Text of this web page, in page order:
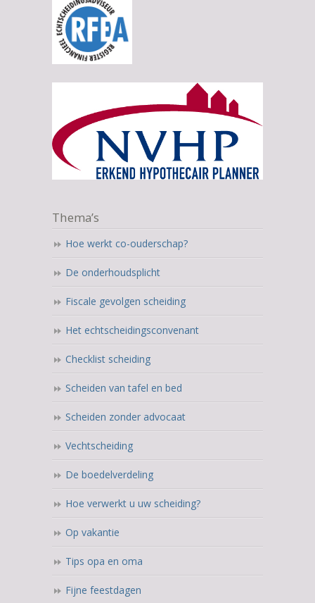
Thema’s
Hoe werkt co-ouderschap?
De onderhoudsplicht
Fiscale gevolgen scheiding
Het echtscheidingsconvenant
Checklist scheiding
Scheiden van tafel en bed
Scheiden zonder advocaat
Vechtscheiding
De boedelverdeling
Hoe verwerkt u uw scheiding?
Op vakantie
Tips opa en oma
Fijne feestdagen